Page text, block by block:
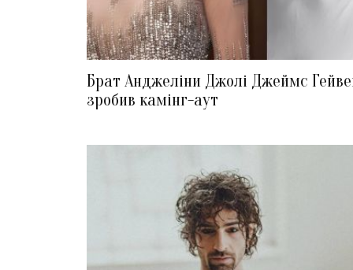
Брат Анджеліни Джолі Джеймс
зробив камінг-аут